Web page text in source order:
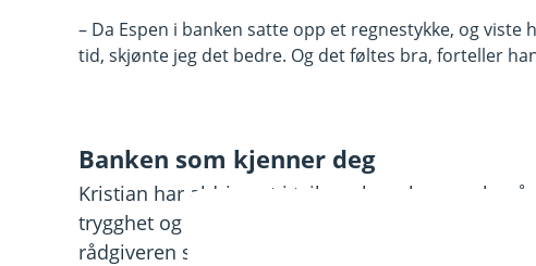
– Da Espen i banken satte opp et regnestykke, og
tid, skjønte jeg det bedre. Og det føltes bra, forteller
Banken som kjenner deg
Kristian har aldri vært i tvil om hvor han ønsker å
trygghet og en følelse av å være hjemme. Han vet
rådgiveren sin dersom han lurer på noe, og han